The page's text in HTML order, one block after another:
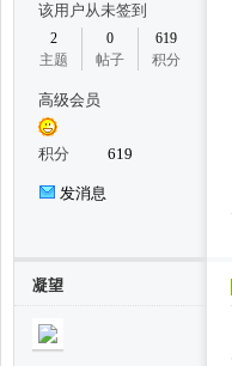
该用户从未签到
2
主题
0
帖子
619
积分
高级会员
积分 619
发消息
凝望